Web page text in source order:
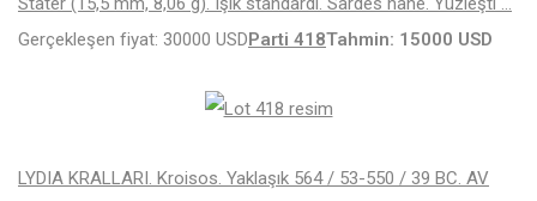
Gerçekleşen fiyat: 30000 USDParti 418Tahmin: 15000 USD
LYDIA KRALLARI. Kroisos. Yaklaşık 564 / 53-550 / 39 BC. AV